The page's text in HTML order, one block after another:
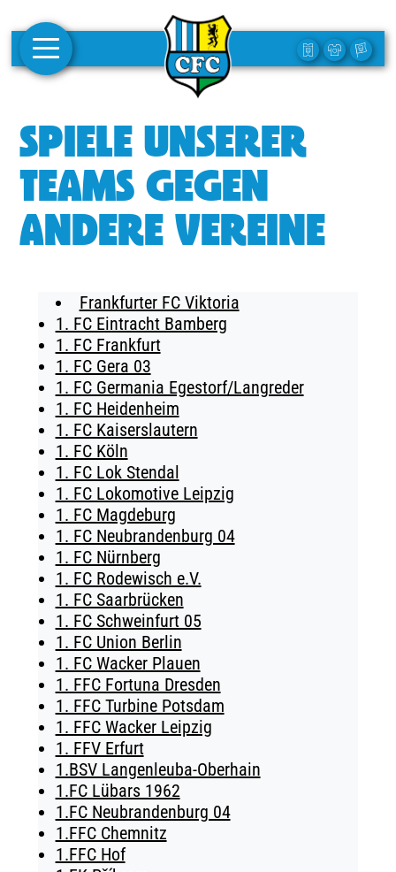
1. MANNSCHAFT
FRAUEN
CAMPUS
CLUBMITGLIEDSCHAFT
BUSINESS
SÜDKURVE
TICKETING
SPIELE UNSERER
TEAMS GEGEN
ANDERE VEREINE
Frankfurter FC Viktoria
1. FC Eintracht Bamberg
1. FC Frankfurt
1. FC Gera 03
1. FC Germania Egestorf/Langreder
1. FC Heidenheim
1. FC Kaiserslautern
1. FC Köln
1. FC Lok Stendal
1. FC Lokomotive Leipzig
1. FC Magdeburg
1. FC Neubrandenburg 04
1. FC Nürnberg
1. FC Rodewisch e.V.
1. FC Saarbrücken
1. FC Schweinfurt 05
1. FC Union Berlin
1. FC Wacker Plauen
1. FFC Fortuna Dresden
1. FFC Turbine Potsdam
1. FFC Wacker Leipzig
1. FFV Erfurt
1.BSV Langenleuba-Oberhain
1.FC Lübars 1962
1.FC Neubrandenburg 04
1.FFC Chemnitz
1.FFC Hof